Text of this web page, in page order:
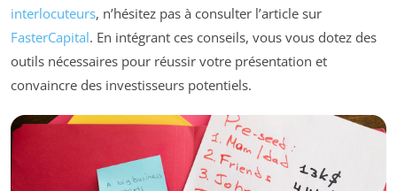
interlocuteurs, n’hésitez pas à consulter l’article sur
FasterCapital. En intégrant ces conseils, vous vous dotez des
outils nécessaires pour réussir votre présentation et
convaincre des investisseurs potentiels.